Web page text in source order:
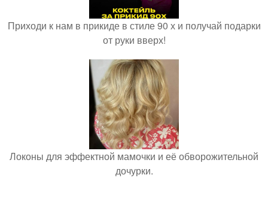
Приходи к нам в прикиде в стиле 90 х и получай подарки
от руки вверх!
Локоны для эффектной мамочки и её обворожительной
дочурки.